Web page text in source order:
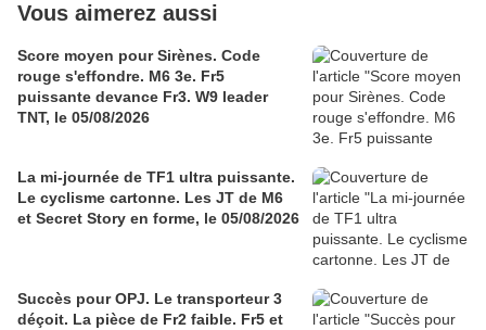
Vous aimerez aussi
Score moyen pour Sirènes. Code
rouge s'effondre. M6 3e. Fr5
puissante devance Fr3. W9 leader
TNT, le 05/08/2026
La mi-journée de TF1 ultra puissante.
Le cyclisme cartonne. Les JT de M6
et Secret Story en forme, le 05/08/2026
Succès pour OPJ. Le transporteur 3
déçoit. La pièce de Fr2 faible. Fr5 et